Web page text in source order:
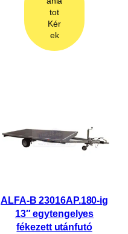
tot
Kér
ek
ALFA-B 23016AP.180-ig
13″ egytengelyes
fékezett utánfutó